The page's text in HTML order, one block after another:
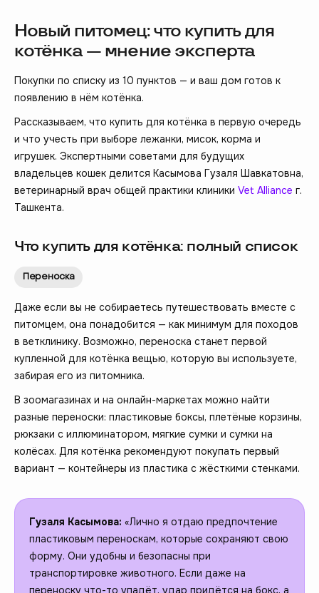
Новый питомец: что купить для
котёнка — мнение эксперта
Покупки по списку из 10 пунктов — и ваш дом готов к
появлению в нём котёнка.
Рассказываем, что купить для котёнка в первую очередь
и что учесть при выборе лежанки, мисок, корма и
игрушек. Экспертными советами для будущих
владельцев кошек делится Касымова Гузаля Шавкатовна,
ветеринарный врач общей практики клиники Vet Alliance г.
Ташкента.
Что купить для котёнка: полный список
Переноска
Даже если вы не собираетесь путешествовать вместе с
питомцем, она понадобится — как минимум для походов
в ветклинику. Возможно, переноска станет первой
купленной для котёнка вещью, которую вы используете,
забирая его из питомника.
В зоомагазинах и на онлайн-маркетах можно найти
разные переноски: пластиковые боксы, плетёные корзины,
рюкзаки с иллюминатором, мягкие сумки и сумки на
колёсах. Для котёнка рекомендуют покупать первый
вариант — контейнеры из пластика с жёсткими стенками.
Гузаля Касымова: «Лично я отдаю предпочтение
пластиковым переноскам, которые сохраняют свою
форму. Они удобны и безопасны при
транспортировке животного. Если даже на
переноску что-то упадёт, удар придётся на бокс, а